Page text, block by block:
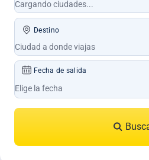
Destino
Fecha de salida